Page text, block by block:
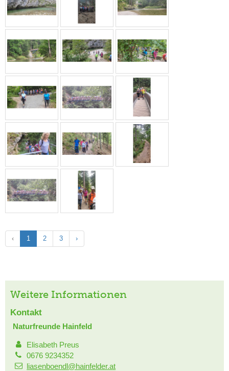
‹ 1 2 3 ›
Weitere Informationen
Kontakt
Naturfreunde Hainfeld
Elisabeth Preus
0676 9234352
liasenboendl@hainfelder.at